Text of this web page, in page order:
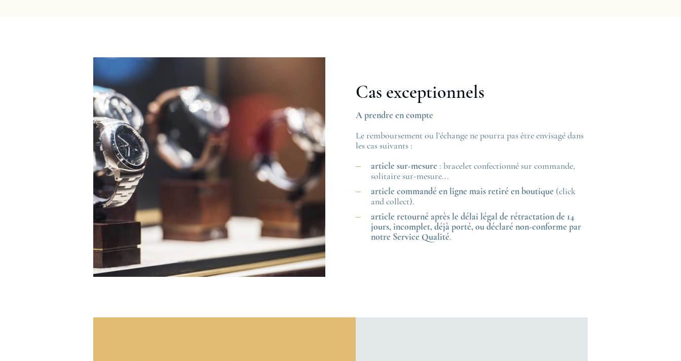
Cas exceptionnels
A prendre en compte
Le remboursement ou l’échange ne pourra pas être envisagé dans
les cas suivants :
article sur-mesure : bracelet confectionné sur commande,
solitaire sur-mesure...
article commandé en ligne mais retiré en boutique (click
and collect).
article retourné après le délai légal de rétractation de 14
jours, incomplet, déjà porté, ou déclaré non-conforme par
notre Service Qualité.